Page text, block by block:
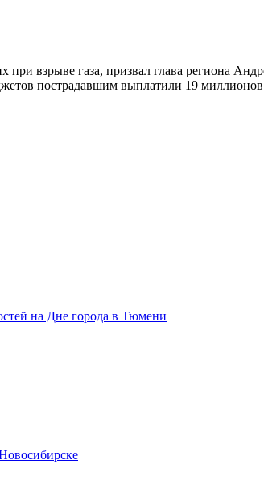
при взрыве газа, призвал глава региона
пострадавшим выплатили 19
на Дне города в Тюмени